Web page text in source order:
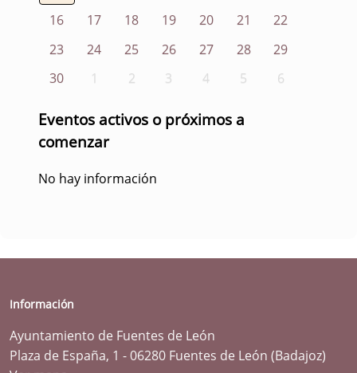
16
17 18 19 20 21
22
23
24 25 26 27 28
29
30
1 2 3 4 5 6
Eventos activos o próximos a
comenzar
No hay información
Información
Ayuntamiento de Fuentes de León
Plaza de España, 1 - 06280 Fuentes de León (Badajoz)